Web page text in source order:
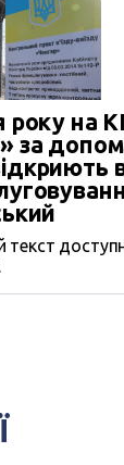
року на
за
текст